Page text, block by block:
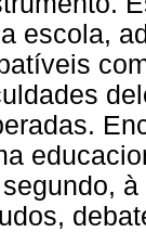
escola,